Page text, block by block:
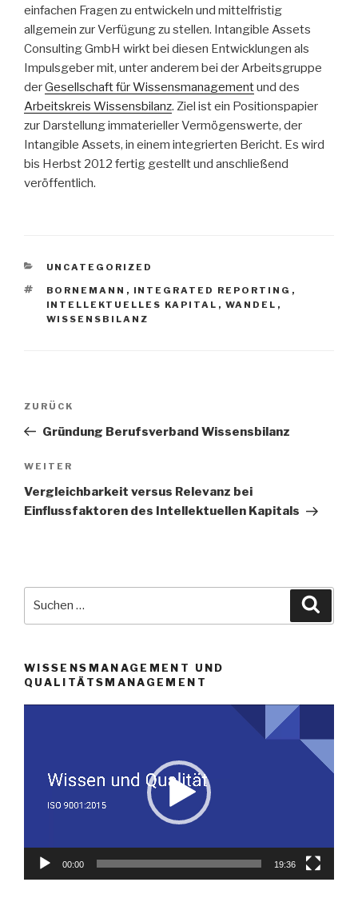
einfachen Fragen zu entwickeln und mittelfristig
allgemein zur Verfügung zu stellen. Intangible Assets
Consulting GmbH wirkt bei diesen Entwicklungen als
Impulsgeber mit, unter anderem bei der Arbeitsgruppe
derGesellschaft für Wissensmanagementund des
Arbeitskreis Wissensbilanz. Ziel ist ein Positionspapier
zur Darstellung immaterieller Vermögenswerte, der
Intangible Assets, in einem integrierten Bericht. Es wird
bis Herbst 2012 fertig gestellt und anschließend
veröffentlich.
KATEGORIEN
UNCATEGORIZED
SCHLAGWÖRTER
BORNEMANN , INTEGRATED REPORTING ,
INTELLEKTUELLES KAPITAL , WANDEL ,
WISSENSBILANZ
Beitragsnavigation
Vorheriger
Beitrag
ZURÜCK
Gründung Berufsverband Wissensbilanz
Nächster
Beitrag
WEITER
Vergleichbarkeit versus Relevanz bei
Einflussfaktoren des Intellektuellen Kapitals
WISSENSMANAGEMENT UND
QUALITÄTSMANAGEMENT
00:00 19:36